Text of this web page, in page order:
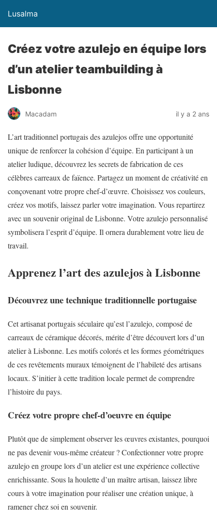
Lusalma
Créez votre azulejo en équipe lors
d’un atelier teambuilding à
Lisbonne
Macadam il y a 2 ans
L’art traditionnel portugais des azulejos offre une opportunité
unique de renforcer la cohésion d’équipe. En participant à un
atelier ludique, découvrez les secrets de fabrication de ces
célèbres carreaux de faïence. Partagez un moment de créativité en
conçovenant votre propre chef-d’œuvre. Choisissez vos couleurs,
créez vos motifs, laissez parler votre imagination. Vous repartirez
avec un souvenir original de Lisbonne. Votre azulejo personnalisé
symbolisera l’esprit d’équipe. Il ornera durablement votre lieu de
travail.
Apprenez l’art des azulejos à Lisbonne
Découvrez une technique traditionnelle portugaise
Cet artisanat portugais séculaire qu’est l’azulejo, composé de
carreaux de céramique décorés, mérite d’être découvert lors d’un
atelier à Lisbonne. Les motifs colorés et les formes géométriques
de ces revêtements muraux témoignent de l’habileté des artisans
locaux. S’initier à cette tradition locale permet de comprendre
l’histoire du pays.
Créez votre propre chef-d’oeuvre en équipe
Plutôt que de simplement observer les œuvres existantes, pourquoi
ne pas devenir vous-même créateur ? Confectionner votre propre
azulejo en groupe lors d’un atelier est une expérience collective
enrichissante. Sous la houlette d’un maître artisan, laissez libre
cours à votre imagination pour réaliser une création unique, à
ramener chez soi en souvenir.